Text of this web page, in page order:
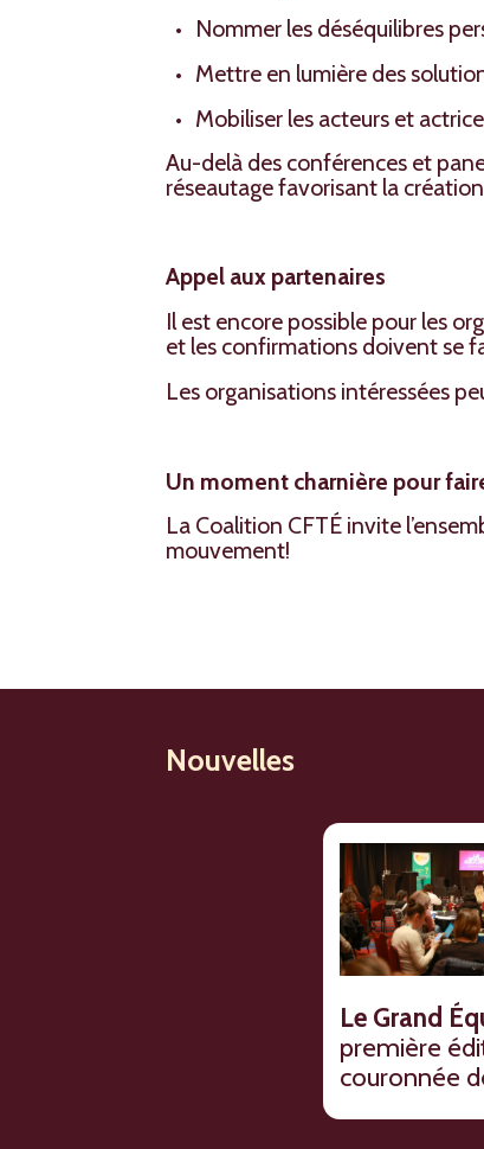
Nommer les déséquilibres
Mettre en lumière des
Mobiliser les acteurs et
Au-delà des conférences et
réseautage favorisant la création
Appel aux partenaires
Il est encore possible pour les
et les confirmations doivent se
Les organisations intéressées
Un moment charnière pour
La Coalition CFTÉ invite
mouvement!
Nouvelles
Le Grand
première
couronnée